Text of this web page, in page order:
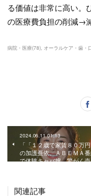
る価値は非常に高い。
の医療費負担の削減→
病院・医療(78) オーラルケア・歯・
2024.06.11 01:13
「「１２歳で家賃８０万円
の加護亜依、ＡＢＥＭＡ
で体験キャバ嬢 驚がく
関連記事